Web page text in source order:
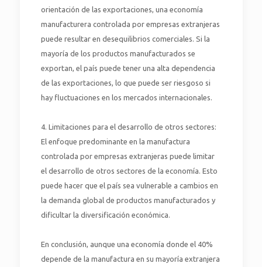
orientación de las exportaciones, una economía
manufacturera controlada por empresas extranjeras
puede resultar en desequilibrios comerciales. Si la
mayoría de los productos manufacturados se
exportan, el país puede tener una alta dependencia
de las exportaciones, lo que puede ser riesgoso si
hay fluctuaciones en los mercados internacionales.
4. Limitaciones para el desarrollo de otros sectores:
El enfoque predominante en la manufactura
controlada por empresas extranjeras puede limitar
el desarrollo de otros sectores de la economía. Esto
puede hacer que el país sea vulnerable a cambios en
la demanda global de productos manufacturados y
dificultar la diversificación económica.
En conclusión, aunque una economía donde el 40%
depende de la manufactura en su mayoría extranjera